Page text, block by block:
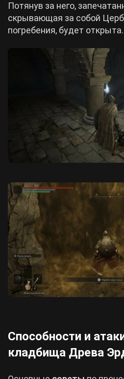
Потянув за него,
скрывающая за собой
погребения, будет открыта.
Способности и
кладбища Древа